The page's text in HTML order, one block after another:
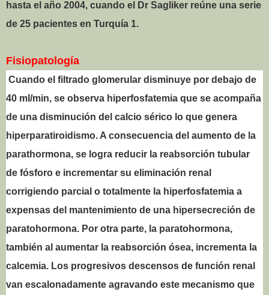
hasta el año 2004, cuando el Dr Sagliker reúne una serie
de 25 pacientes en Turquía 1.
Fisiopatología
Cuando el filtrado glomerular disminuye por debajo de
40 ml/min, se observa hiperfosfatemia que se acompaña
de una disminución del calcio sérico lo que genera
hiperparatiroidismo. A consecuencia del aumento de la
parathormona, se logra reducir la reabsorción tubular
de fósforo e incrementar su eliminación renal
corrigiendo parcial o totalmente la hiperfosfatemia a
expensas del mantenimiento de una hipersecreción de
paratohormona. Por otra parte, la paratohormona,
también al aumentar la reabsorción ósea, incrementa la
calcemia. Los progresivos descensos de función renal
van escalonadamente agravando este mecanismo que